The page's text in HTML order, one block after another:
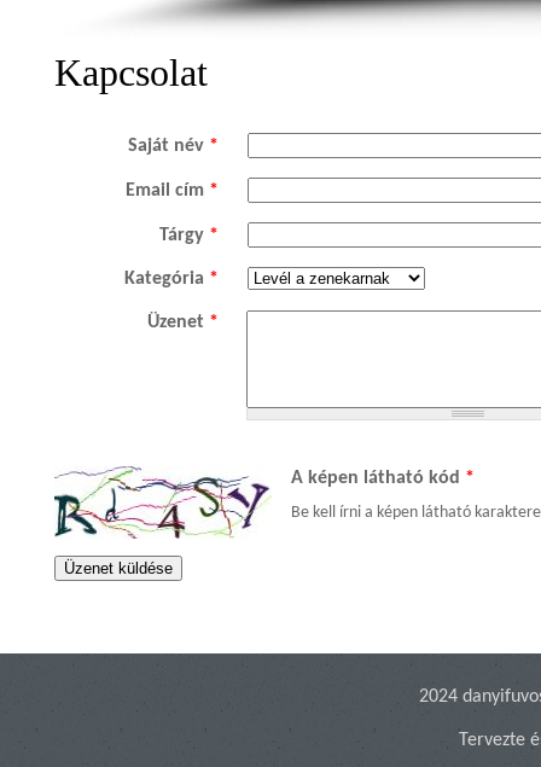
Kapcsolat
Saját név *
Email cím *
Tárgy *
Kategória *
Üzenet *
A képen látható kód *
Be kell írni a képen látható
2024
Tervezte